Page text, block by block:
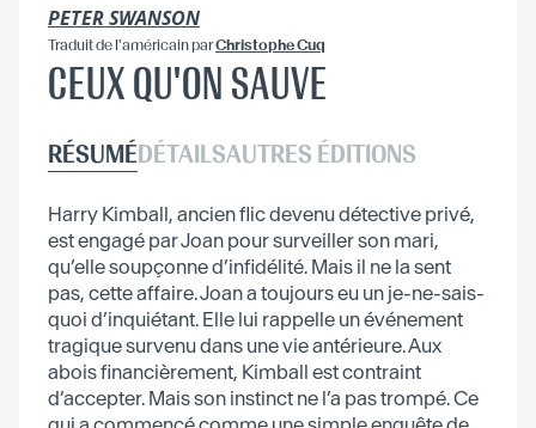
PETER SWANSON
Traduitde l'américainparChristophe Cuq
CEUX QU'ON SAUVE
RÉSUMÉDÉTAILSAUTRES ÉDITIONS
Harry Kimball, ancien flic devenu détective privé,
est engagé par Joan pour surveiller son mari,
qu’elle soupçonne d’infidélité. Mais il ne la sent
pas, cette affaire. Joan a toujours eu un je-ne-sais-
quoi d’inquiétant. Elle lui rappelle un événement
tragique survenu dans une vie antérieure. Aux
abois financièrement, Kimball est contraint
d’accepter. Mais son instinct ne l’a pas trompé. Ce